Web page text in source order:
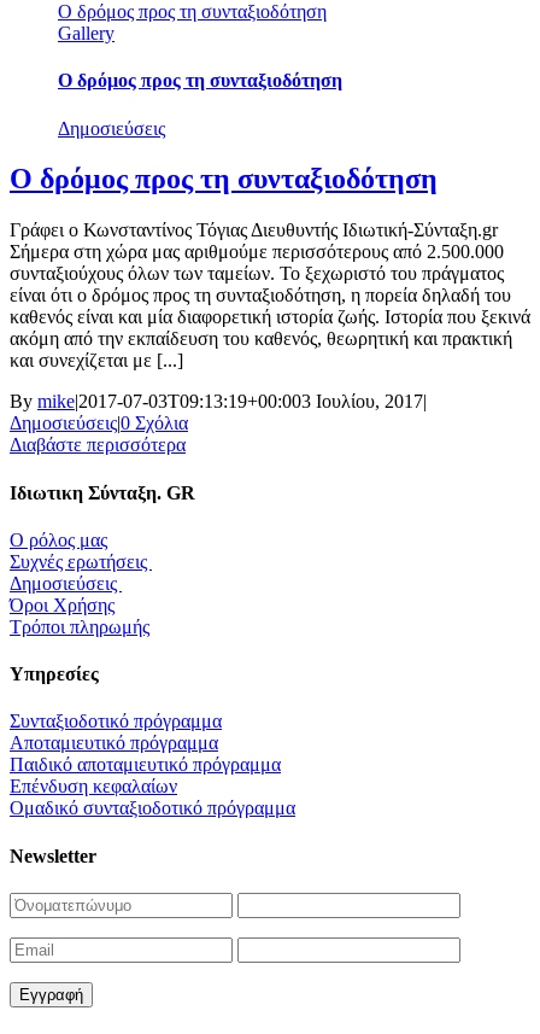
Ο δρόμος προς τη συνταξιοδότηση
Gallery
Ο δρόμος προς τη συνταξιοδότηση
Δημοσιεύσεις
Ο δρόμος προς τη συνταξιοδότηση
Γράφει ο Κωνσταντίνος Τόγιας Διευθυντής Ιδιωτική-Σύνταξη.gr
Σήμερα στη χώρα μας αριθμούμε περισσότερους από 2.500.000
συνταξιούχους όλων των ταμείων. Το ξεχωριστό του πράγματος
είναι ότι ο δρόμος προς τη συνταξιοδότηση, η πορεία δηλαδή του
καθενός είναι και μία διαφορετική ιστορία ζωής. Ιστορία που ξεκινά
ακόμη από την εκπαίδευση του καθενός, θεωρητική και πρακτική
και συνεχίζεται με [...]
By mike|2017-07-03T09:13:19+00:003 Ιουλίου, 2017|
Δημοσιεύσεις|0 Σχόλια
Διαβάστε περισσότερα
Ιδιωτικη Σύνταξη. GR
O ρόλος μας
Συχνές ερωτήσεις
Δημοσιεύσεις
Όροι Xρήσης
Τρόποι πληρωμής
Yπηρεσίες
Συνταξιοδοτικό πρόγραμμα
Αποταμιευτικό πρόγραμμα
Παιδικό αποταμιευτικό πρόγραμμα
Επένδυση κεφαλαίων
Ομαδικό συνταξιοδοτικό πρόγραμμα
Newsletter